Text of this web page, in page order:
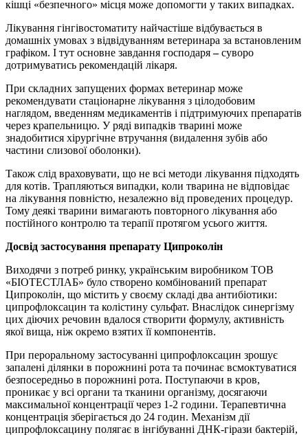
кішці «безпечного» місця може допомогти у таких випадках.
Лікування гінгівостоматиту найчастіше відбувається в
домашніх умовах з відвідуванням ветеринара за встановленим
графіком. І тут основне завдання господаря–суворо
дотримуватись рекомендацій лікаря.
При складних запущених формах ветеринар може
рекомендувати стаціонарне лікування з цілодобовим
наглядом, введенням медикаментів і підтримуючих препаратів
через крапельницю. У ряді випадків тварині може
знадобитися хірургічне втручання (видалення зубів або
частини слизової оболонки).
Також слід враховувати, що не всі методи лікування підходять
для котів. Трапляються випадки, коли тварина не відповідає
на лікування повністю, незалежно від проведених процедур.
Тому деякі тварини вимагають повторного лікування або
постійного контролю та терапії протягом усього життя.
Досвід застосування препарату Ципроколін
Виходячи з потреб ринку, українським виробником ТОВ
«БІОТЕСТЛАБ» було створено комбінований препарат
Ципроколін, що містить у своєму складі два антибіотики:
ципрофлоксацин та колістину сульфат. Внаслідок синергізму
цих діючих речовин вдалося створити формулу, активність
якої вища, ніж окремо взятих її компонентів.
При пероральному застосуванні ципрофлоксацин зрошує
запалені ділянки в порожнині рота та починає всмоктуватися
безпосередньо в порожнині рота. Поступаючи в кров,
проникає у всі органи та тканини організму, досягаючи
максимальної концентрації через 1-2 години. Терапевтична
концентрація зберігається до 24 годин. Механізм дії
ципрофлоксацину полягає в інгібуванні ДНК-гірази бактерій,